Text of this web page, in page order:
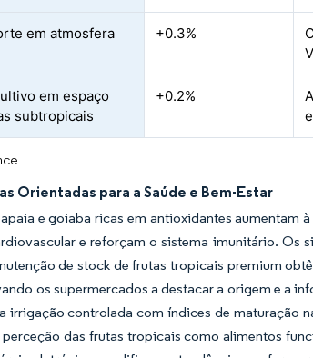
em atmosfera
+0.3%
em espaço
subtropicais
+0.2%
Orientadas para a Saúde e Bem-Estar
e goiaba ricas em antioxidantes aumentam
e reforçam o sistema imunitário. Os
de stock de frutas tropicais premium
os supermercados a destacar a origem e a
irrigação controlada com índices de maturação
das frutas tropicais como alimentos